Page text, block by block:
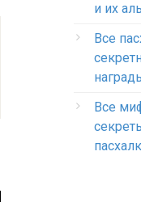
и их
Все
Все